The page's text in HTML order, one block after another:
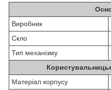
Виробник
Скло
Тип механізму
Матеріал корпусу